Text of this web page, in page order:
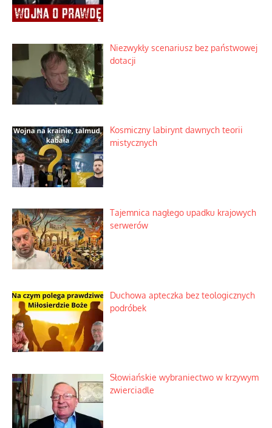
Niezwykły scenariusz bez państwowej
dotacji
Kosmiczny labirynt dawnych teorii
mistycznych
Tajemnica nagłego upadku krajowych
serwerów
Duchowa apteczka bez teologicznych
podróbek
Słowiańskie wybraniectwo w krzywym
zwierciadle